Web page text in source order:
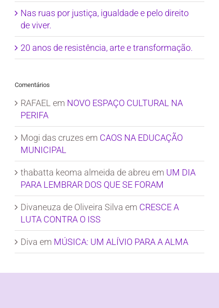
Nas ruas por justiça, igualdade e pelo direito
de viver.
20 anos de resistência, arte e transformação.
Comentários
RAFAEL em NOVO ESPAÇO CULTURAL NA
PERIFA
Mogi das cruzes em CAOS NA EDUCAÇÃO
MUNICIPAL
thabatta keoma almeida de abreu em UM DIA
PARA LEMBRAR DOS QUE SE FORAM
Divaneuza de Oliveira Silva em CRESCE A
LUTA CONTRA O ISS
Diva em MÚSICA: UM ALÍVIO PARA A ALMA